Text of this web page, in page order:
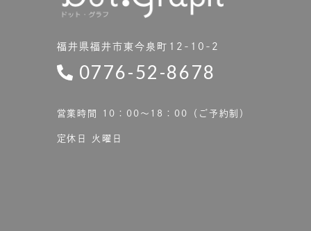
福井県福井市東今泉町12-10-2
0776-52-8678
営業時間 10：00〜18：00（ご予約制）
定休日 火曜日